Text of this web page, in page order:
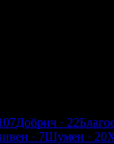
Добрич · 22
· 7Шумен · 20